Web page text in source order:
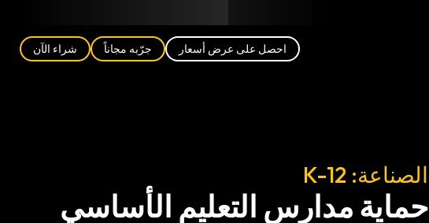
احصل على عرض أسعار جرّبه مجاناً شراء الآن
الصناعة: K-12
حماية مدارس التعليم الأساسي